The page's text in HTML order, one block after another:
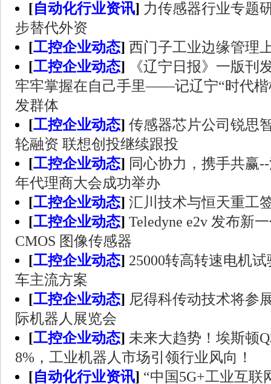
[自动化行业资讯] 力传感器行业专题
步替代外资
[工控企业动态] 西门子工业边缘管理
[工控企业动态]
《辽宁日报》一版刊
牢牢掌握在自己手里——记辽宁“时代楷
发群体
[工控企业动态] 传感器芯片公司锐思
轮融资 联想创投继续跟投
[工控企业动态] 同心协力，携手共赢
年代理商大会成功举办
[工控企业动态] 汇川技术与恒天重工
[工控企业动态] Teledyne e2v 发布新
CMOS 图像传感器
[工控企业动态] 25000转高转速电机
车主流方案
[工控企业动态] 尼得科传动技术将参
际机器人展览会
[工控企业动态] 未来大趋势！埃斯顿
8%，工业机器人市场引领行业风向！
[自动化行业资讯] “中国5G+工业互联